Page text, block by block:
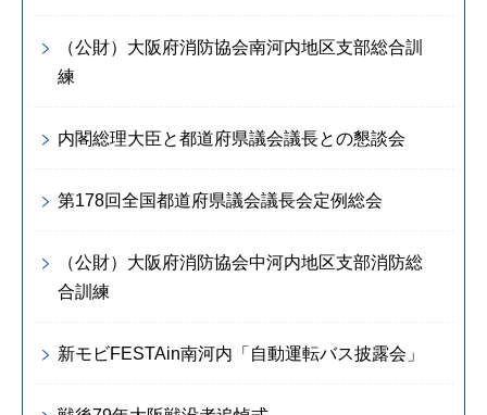
（公財）大阪府消防協会南河内地区支部総合訓
練
内閣総理大臣と都道府県議会議長との懇談会
第178回全国都道府県議会議長会定例総会
（公財）大阪府消防協会中河内地区支部消防総
合訓練
新モビFESTAin南河内「自動運転バス披露会」